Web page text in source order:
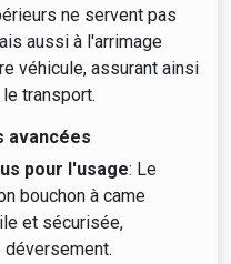
ne servent pas
aussi à l'arrimage
véhicule, assurant ainsi
transport.
avancées
pour l'usage: Le
bouchon à came
et sécurisée,